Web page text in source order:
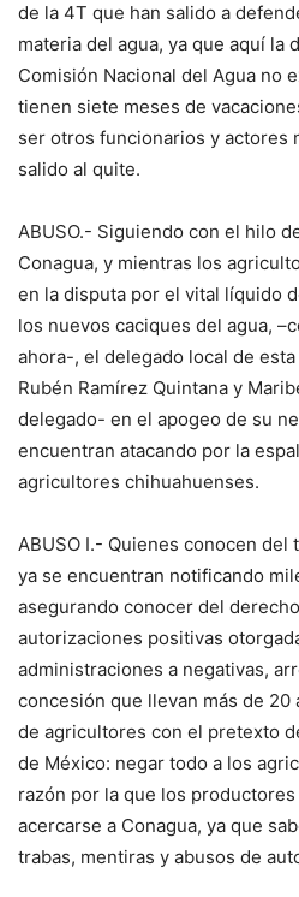
de la 4T que han salido a
materia del agua, ya que aquí la
Comisión Nacional del Agua no
tienen siete meses de
ser otros funcionarios y actores
salido al quite.
ABUSO.- Siguiendo con el hilo
Conagua, y mientras los
en la disputa por el vital líquido
los nuevos caciques del agua,
ahora-, el delegado local de
Rubén Ramírez Quintana y
delegado- en el apogeo de su
encuentran atacando por la
agricultores chihuahuenses.
ABUSO I.- Quienes conocen del
ya se encuentran notificando
asegurando conocer del
autorizaciones positivas
administraciones a negativas,
concesión que llevan más de 20
de agricultores con el pretexto
de México: negar todo a los
razón por la que los
acercarse a Conagua, ya que
trabas, mentiras y abusos de